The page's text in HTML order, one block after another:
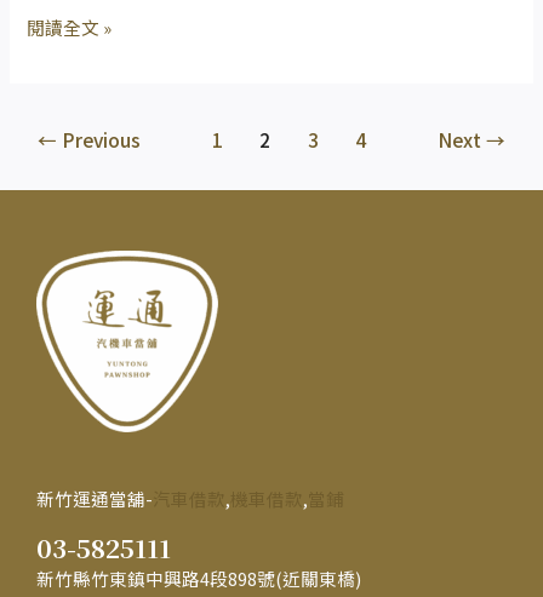
心、
心
現
的
再
看
銀
行、
色
也
能
閱讀全文 »
← Previous 1 2 3 4 Next →
新竹運通當舖- , ,
03-5825111
新竹縣竹東鎮中興路4段898號(近關東橋)